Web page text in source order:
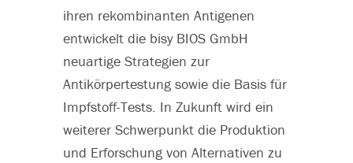
ihren rekombinanten Antigenen
entwickelt die bisy BIOS GmbH
neuartige Strategien zur
Antikörpertestung sowie die Basis für
Impfstoff-Tests. In Zukunft wird ein
weiterer Schwerpunkt die Produktion
und Erforschung von Alternativen zu